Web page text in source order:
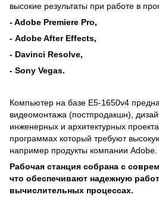
высокие результаты при работе в
- Adobe Premiere Pro,
- Adobe After Effects,
- Davinci Resolve,
- Sony Vegas.
Компьютер на базе E5-1650v4
видеомонтажа (постпродакшн),
инженерных и архитектурных
программах который требуют
например продукты компании Adobe.
Рабочая станция собрана с
что обеспечивают надежную
вычислительных процессах.